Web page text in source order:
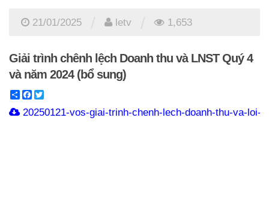
21/01/2025 letv 1,653
Giải trình chênh lệch Doanh thu và LNST Quý 4
và năm 2024 (bổ sung)
ShareFacebook
20250121-vos-giai-trinh-chenh-lech-doanh-thu-va-loi-